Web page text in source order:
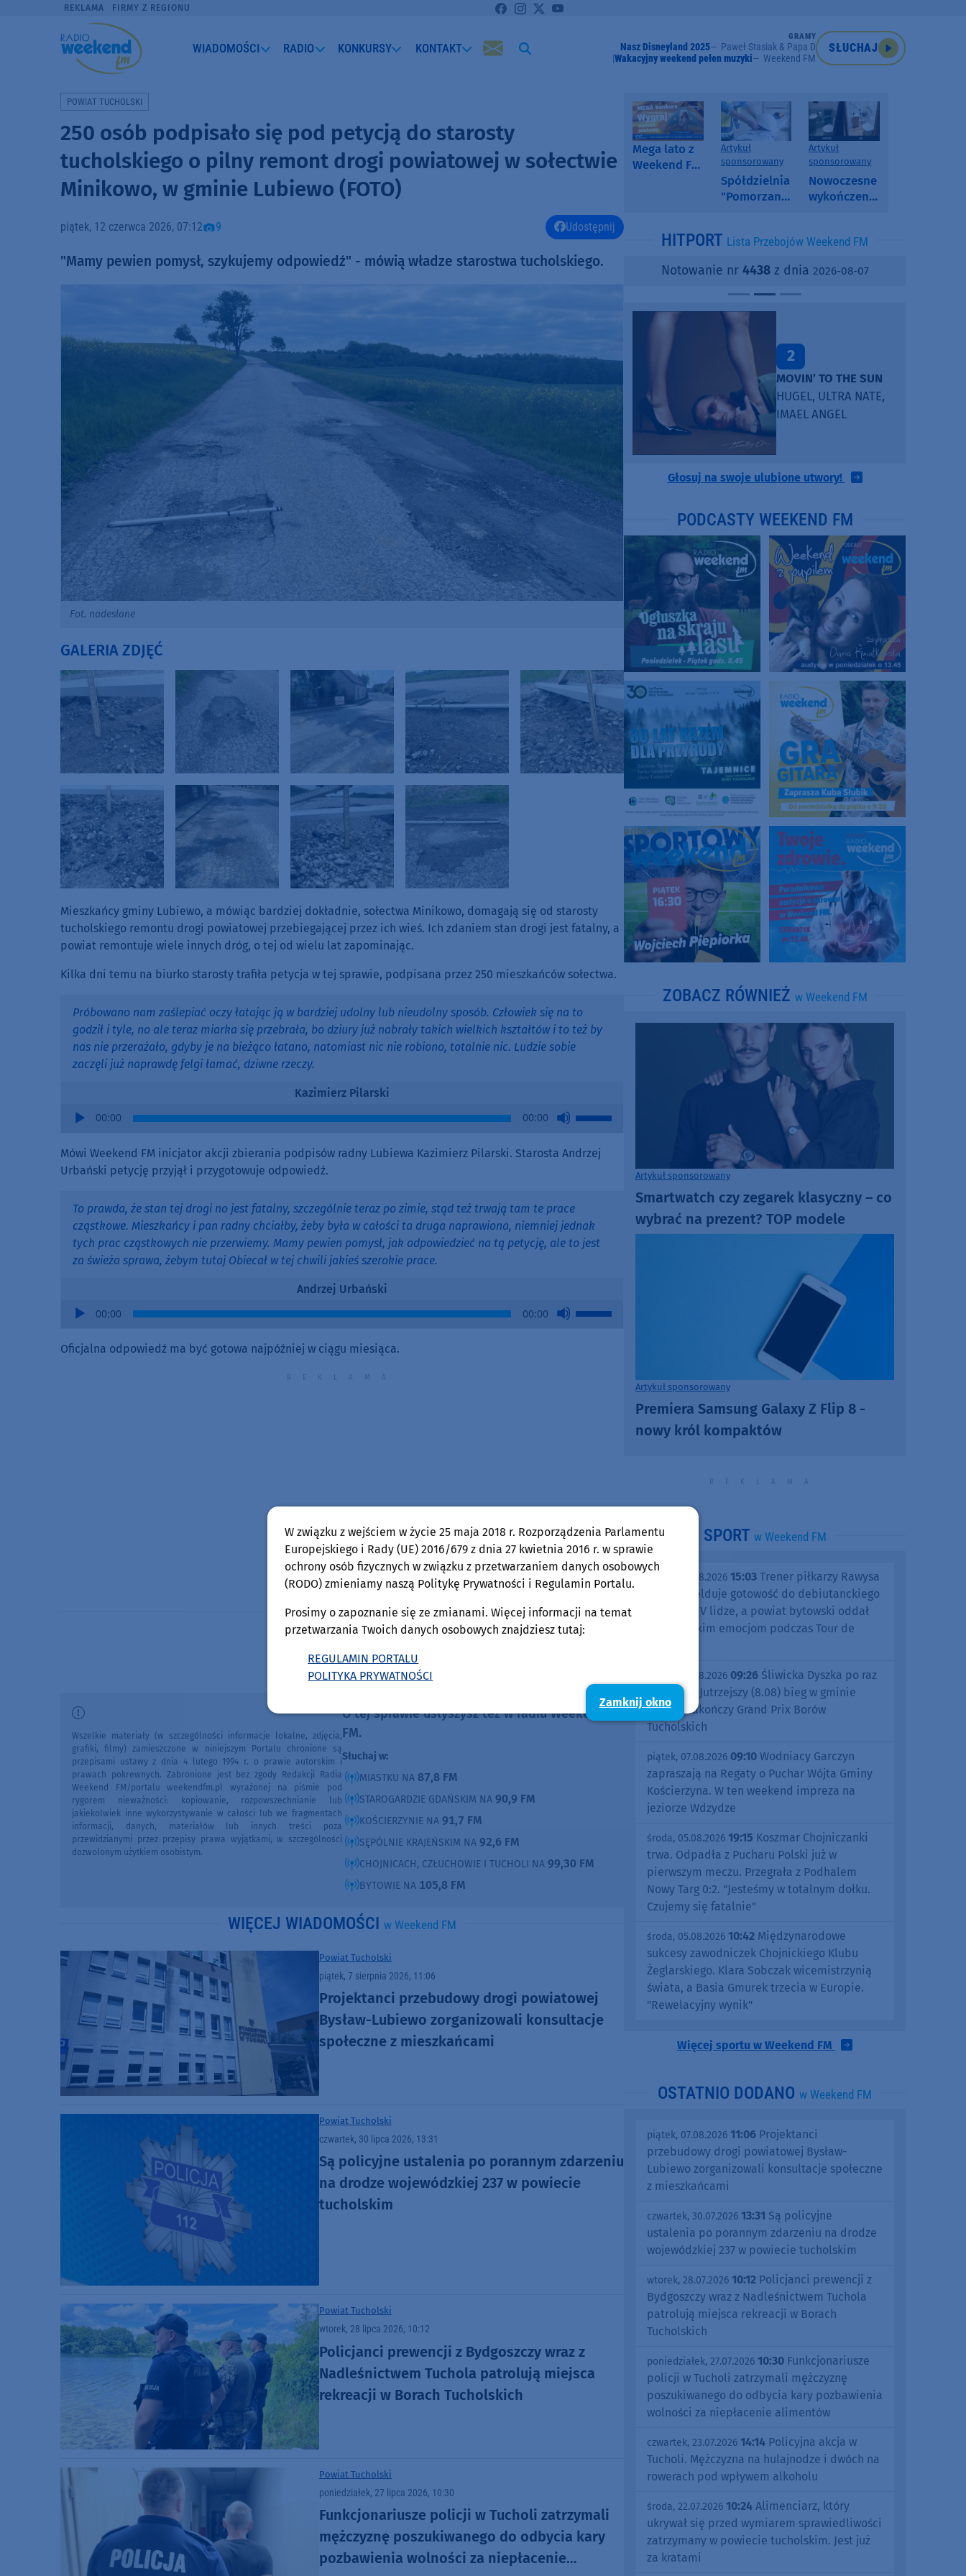
REKLAMA FIRMY Z REGIONU
WIADOMOŚCI RADIO KONKURSY KONTAKT
GRAMY
Nasz Disneyland 2025
Paweł Stasiak & Papa D
Wakacyjny weekend pełen muzyki
Weekend FM
SŁUCHAJ
POWIAT TUCHOLSKI
250 osób podpisało się pod petycją do starosty
tucholskiego o pilny remont drogi powiatowej w sołectwie
Minikowo, w gminie Lubiewo (FOTO)
piątek, 12 czerwca 2026, 07:12 9 Udostępnij
"Mamy pewien pomysł, szykujemy odpowiedź" - mówią władze starostwa tucholskiego.
Fot. nadesłane
GALERIA ZDJĘĆ
Mieszkańcy gminy Lubiewo, a mówiąc bardziej dokładnie, sołectwa Minikowo, domagają się od starosty
tucholskiego remontu drogi powiatowej przebiegającej przez ich wieś. Ich zdaniem stan drogi jest fatalny, a
powiat remontuje wiele innych dróg, o tej od wielu lat zapominając.
Kilka dni temu na biurko starosty trafiła petycja w tej sprawie, podpisana przez 250 mieszkańców sołectwa.
Próbowano nam zaślepiać oczy łatając ją w bardziej udolny lub nieudolny sposób. Człowiek się na to
godził i tyle, no ale teraz miarka się przebrała, bo dziury już nabrały takich wielkich kształtów i to też by
nas nie przerażało, gdyby je na bieżąco łatano, natomiast nic nie robiono, totalnie nic. Ludzie sobie
zaczęli już naprawdę felgi łamać, dziwne rzeczy.
Kazimierz Pilarski
Audio
00:00 00:00
Use
Arrow
keys
decrease
volume.
Mówi Weekend FM inicjator akcji zbierania podpisów radny Lubiewa Kazimierz Pilarski. Starosta Andrzej
Urbański petycję przyjął i przygotowuje odpowiedź.
To prawda, że stan tej drogi no jest fatalny, szczególnie teraz po zimie, stąd też trwają tam te prace
cząstkowe. Mieszkańcy i pan radny chciałby, żeby była w całości ta druga naprawiona, niemniej jednak
tych prac cząstkowych nie przerwiemy. Mamy pewien pomysł, jak odpowiedzieć na tą petycję, ale to jest
za świeża sprawa, żebym tutaj Obiecał w tej chwili jakieś szerokie prace.
Andrzej Urbański
Audio
00:00 00:00
Use
Oficjalna odpowiedź ma być gotowa najpóźniej w ciągu miesiąca.
O tej sprawie usłyszysz też w radiu Weekend
FM.
Słuchaj w:
MIASTKU NA 87,8 FM
STAROGARDZIE GDAŃSKIM NA 90,9 FM
KOŚCIERZYNIE NA 91,7 FM
SĘPÓLNIE KRAJEŃSKIM NA 92,6 FM
CHOJNICACH, CZŁUCHOWIE I TUCHOLI NA 99,30 FM
BYTOWIE NA 105,8 FM
Wszelkie materiały (w szczególności informacje lokalne, zdjęcia,
grafiki, filmy) zamieszczone w niniejszym Portalu chronione są
przepisami ustawy z dnia 4 lutego 1994 r. o prawie autorskim i
prawach pokrewnych. Zabronione jest bez zgody Redakcji Radia
Weekend FM/portalu weekendfm.pl wyrażonej na piśmie pod
rygorem nieważności: kopiowanie, rozpowszechnianie lub
jakiekolwiek inne wykorzystywanie w całości lub we fragmentach
informacji, danych, materiałów lub innych treści poza
przewidzianymi przez przepisy prawa wyjątkami, w szczególności
dozwolonym użytkiem osobistym.
WIĘCEJ WIADOMOŚCI w Weekend FM
Powiat Tucholski
piątek, 7 sierpnia 2026, 11:06
Projektanci przebudowy drogi powiatowej
Bysław-Lubiewo zorganizowali konsultacje
społeczne z mieszkańcami
Powiat Tucholski
czwartek, 30 lipca 2026, 13:31
Są policyjne ustalenia po porannym zdarzeniu
na drodze wojewódzkiej 237 w powiecie
tucholskim
Powiat Tucholski
wtorek, 28 lipca 2026, 10:12
Policjanci prewencji z Bydgoszczy wraz z
Nadleśnictwem Tuchola patrolują miejsca
rekreacji w Borach Tucholskich
Powiat Tucholski
poniedziałek, 27 lipca 2026, 10:30
Funkcjonariusze policji w Tucholi zatrzymali
mężczyznę poszukiwanego do odbycia kary
pozbawienia wolności za niepłacenie
Mega lato z
Weekend FM
Artykuł
sponsorowany
Spółdzielnia
"Pomorzanka"
informuje o
i ofertach
najmu
Artykuł
sponsorowany
Nowoczesne
wykończenia
SPC, WPC i
kamienny
HITPORT Lista Przebojów Weekend FM
Notowanie nr 4438z dnia 2026-08-07
2
MOVIN’ TO THE SUN
HUGEL, ULTRA NATE,
IMAEL ANGEL
Głosuj na swoje ulubione utwory!
PODCASTY WEEKEND FM
ZOBACZ RÓWNIEŻ w Weekend FM
Artykuł sponsorowany
Smartwatch czy zegarek klasyczny – co
wybrać na prezent? TOP modele
Artykuł sponsorowany
Premiera Samsung Galaxy Z Flip 8 -
nowy król kompaktów
SPORT w Weekend FM
piątek, 07.08.2026 15:03 Trener piłkarzy Rawysa
Raciąż melduje gotowość do debiutanckiego
sezonu w IV lidze, a powiat bytowski oddał
się kolarskim emocjom podczas Tour de
piątek, 07.08.2026 09:26 Śliwicka Dyszka po raz
dziesiąty. Jutrzejszy (8.08) bieg w gminie
Śliwice zakończy Grand Prix Borów
Tucholskich
piątek, 07.08.2026 09:10 Wodniacy Garczyn
zapraszają na Regaty o Puchar Wójta Gminy
Kościerzyna. W ten weekend impreza na
jeziorze Wdzydze
środa, 05.08.2026 19:15 Koszmar Chojniczanki
trwa. Odpadła z Pucharu Polski już w
pierwszym meczu. Przegrała z Podhalem
Nowy Targ 0:2. "Jesteśmy w totalnym dołku.
Czujemy się fatalnie"
środa, 05.08.2026 10:42 Międzynarodowe
sukcesy zawodniczek Chojnickiego Klubu
Żeglarskiego. Klara Sobczak wicemistrzynią
świata, a Basia Gmurek trzecia w Europie.
"Rewelacyjny wynik"
Więcej sportu w Weekend FM
OSTATNIO DODANO w Weekend FM
piątek, 07.08.2026 11:06 Projektanci
przebudowy drogi powiatowej Bysław-
Lubiewo zorganizowali konsultacje społeczne
z mieszkańcami
czwartek, 30.07.2026 13:31 Są policyjne
ustalenia po porannym zdarzeniu na drodze
wojewódzkiej 237 w powiecie tucholskim
wtorek, 28.07.2026 10:12 Policjanci prewencji z
Bydgoszczy wraz z Nadleśnictwem Tuchola
patrolują miejsca rekreacji w Borach
Tucholskich
poniedziałek, 27.07.2026 10:30 Funkcjonariusze
policji w Tucholi zatrzymali mężczyznę
poszukiwanego do odbycia kary pozbawienia
wolności za niepłacenie alimentów
czwartek, 23.07.2026 14:14 Policyjna akcja w
Tucholi. Mężczyzna na hulajnodze i dwóch na
rowerach pod wpływem alkoholu
środa, 22.07.2026 10:24 Alimenciarz, który
ukrywał się przed wymiarem sprawiedliwości
zatrzymany w powiecie tucholskim. Jest już
za kratami
W związku z wejściem w życie 25 maja 2018 r. Rozporządzenia Parlamentu
Europejskiego i Rady (UE) 2016/679 z dnia 27 kwietnia 2016 r. w sprawie
ochrony osób fizycznych w związku z przetwarzaniem danych osobowych
(RODO) zmieniamy naszą Politykę Prywatności i Regulamin Portalu.
Prosimy o zapoznanie się ze zmianami. Więcej informacji na temat
przetwarzania Twoich danych osobowych znajdziesz tutaj:
REGULAMIN PORTALU
POLITYKA PRYWATNOŚCI
Zamknij okno